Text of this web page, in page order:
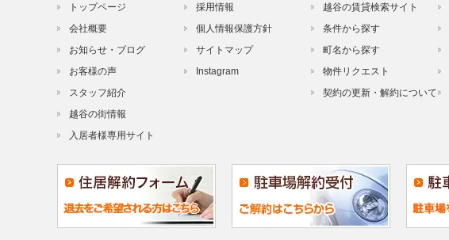
トップページ
会社概要
お知らせ・ブログ
お客様の声
スタッフ紹介
越谷の街情報
入居者様専用サイト
採用情報
個人情報保護方針
サイトマップ
Instagram
越谷の賃貸検索サイト
条件から探す
町名から探す
物件リクエスト
契約の更新・解約について